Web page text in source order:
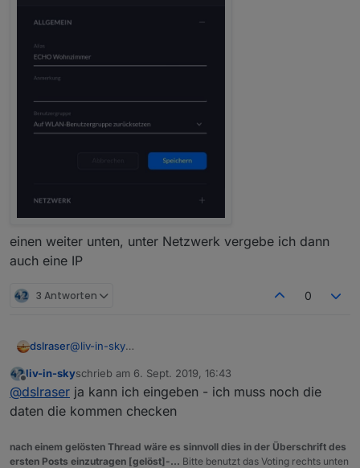
einen weiter unten, unter Netzwerk vergebe ich dann
auch eine IP
3 Antworten 0
dslraser@liv-in-sky
Offline
liv-in-skyschrieb am 6. Sept. 2019, 16:43
zuletzt editiert von
@dslraser ja kann ich eingeben - ich muss noch die
daten die kommen checken
nach einem gelösten Thread wäre es sinnvoll dies in der Überschrift des
ersten Posts einzutragen [gelöst]-... Bitte benutzt das Voting rechts unten